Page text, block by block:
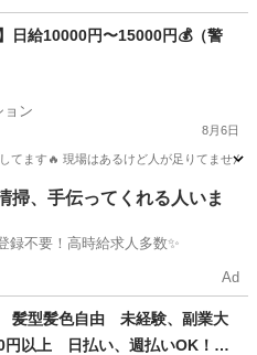
日給10000円〜15000円💰（警
ョン
8月6日
てます🔥 現場はあるけど人が足りてま
備員
掃、手伝ってくれる人いま
給例1万円〜 / 登録不要！高時給求人多数✨
Ad
髪型髪色自由 未経験、副業大
円以上 日払い、週払いOK！